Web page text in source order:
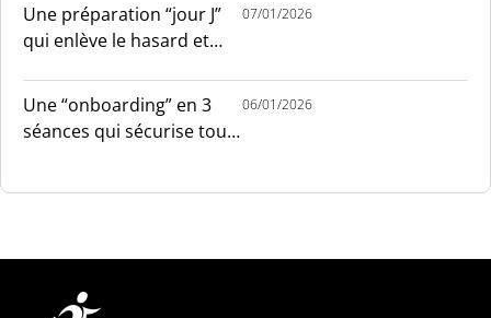
Une préparation “jour J”
qui enlève le hasard et
07/01/2026
Une “onboarding” en 3
séances qui sécurise tout
06/01/2026